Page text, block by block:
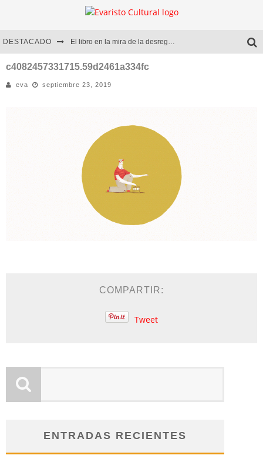
DESTACADO El libro en la mira de la desregulación
Marcelo Rubio | El llovedor
Diego Meret | Hotel Acapulco
c4082457331715.59d2461a334fc
eva septiembre 23, 2019
COMPARTIR:
Tweet
ENTRADAS RECIENTES